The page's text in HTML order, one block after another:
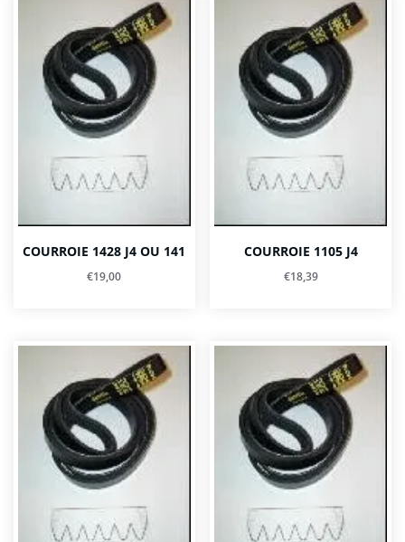
COURROIE 1428 J4 OU 141
€19,00
COURROIE 1105 J4
€18,39